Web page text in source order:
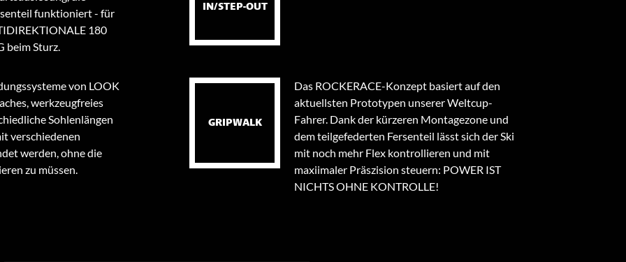
funktioniert - für
180
beim Sturz.
IN/STEP-OUT
von LOOK
werkzeugfreies
Sohlenlängen
verschiedenen
werden, ohne die
zu müssen.
GRIPWALK
Das ROCKERACE-Konzept basiert auf den
aktuellsten Prototypen unserer Weltcup-
Fahrer. Dank der kürzeren Montagezone und
dem teilgefederten Fersenteil lässt sich der Ski
mit noch mehr Flex kontrollieren und mit
maxiimaler Präszision steuern: POWER IST
NICHTS OHNE KONTROLLE!